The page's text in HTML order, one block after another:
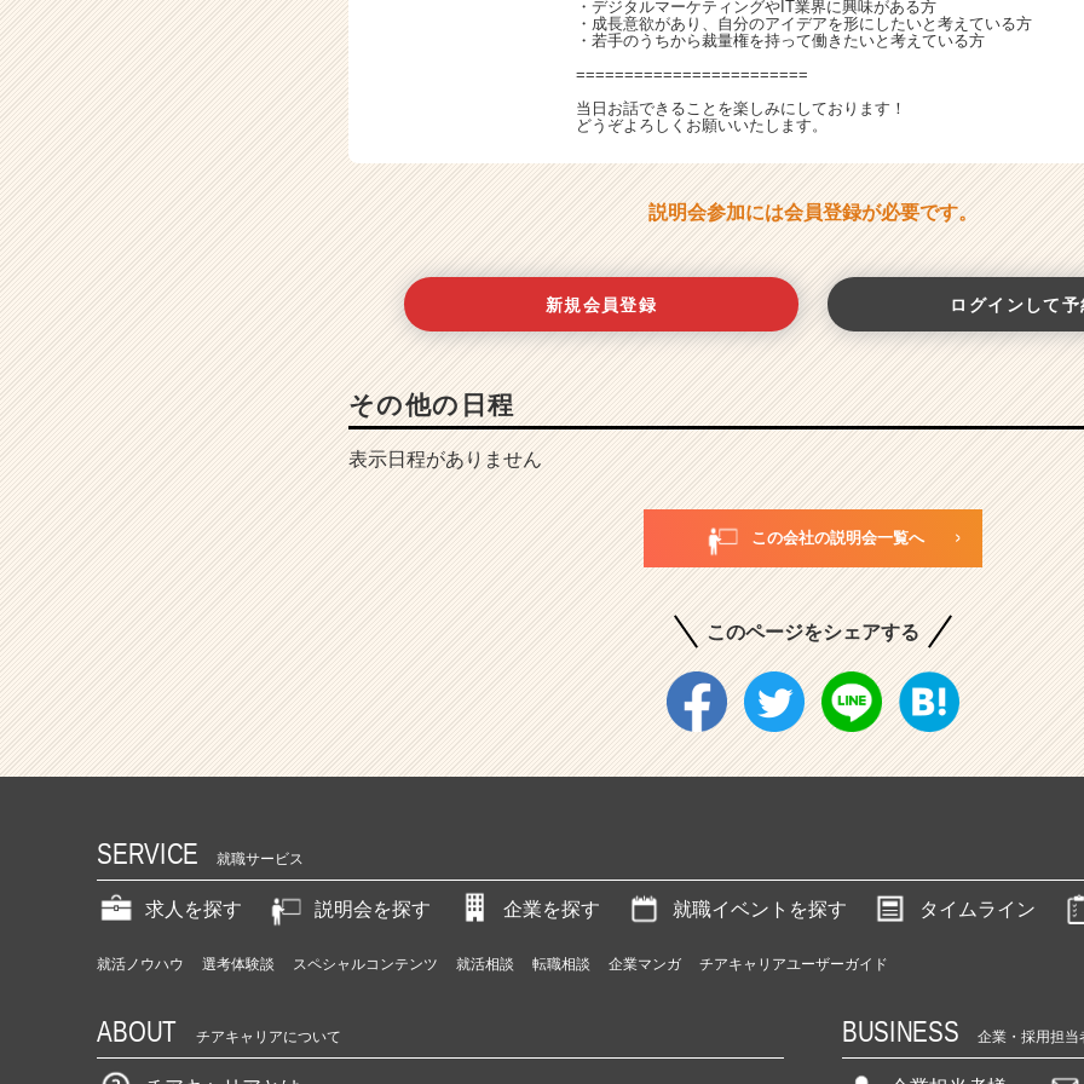
・デジタルマーケティングやIT業界に興味がある方
・成長意欲があり、自分のアイデアを形にしたいと考えている方
・若手のうちから裁量権を持って働きたいと考えている方
========================
当日お話できることを楽しみにしております！
どうぞよろしくお願いいたします。
説明会参加には会員登録が必要です。
新規会員登録 ログインして
その他の日程
表示日程がありません
この会社の説明会一覧へ
このページをシェアする
SERVICE 就職サービス
求人を探す 説明会を探す 企業を探す 就職イベントを探す タイムライン
就活ノウハウ 選考体験談 スペシャルコンテンツ 就活相談 転職相談 企業マンガ チアキャリアユーザーガイド
ABOUT チアキャリアについて BUSINESS 企業・採用担当